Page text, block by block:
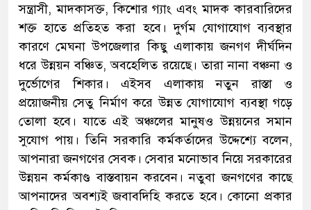
সন্ত্রাসী, মাদকাসক্ত, কিশোর গ্যাং এবং মাদক কারবারিদের
শক্ত হাতে প্রতিহত করা হবে। দুর্গম যোগাযোগ ব্যবস্থার
কারণে মেঘনা উপজেলার কিছু এলাকায় জনগণ দীর্ঘদিন
ধরে উন্নয়ন বঞ্চিত, অবহেলিত রয়েছে। তারা নানা বঞ্চনা ও
দুর্ভোগের শিকার। এইসব এলাকায় নতুন রাস্তা ও
প্রয়োজনীয় সেতু নির্মাণ করে উন্নত যোগাযোগ ব্যবস্থা গড়ে
তোলা হবে। যাতে এই অঞ্চলের মানুষও উন্নয়নের সমান
সুযোগ পায়। তিনি সরকারি কর্মকর্তাদের উদ্দেশ্যে বলেন,
আপনারা জনগণের সেবক। সেবার মনোভাব নিয়ে সরকারের
উন্নয়ন কর্মকাণ্ড বাস্তবায়ন করবেন। নতুবা জনগণের কাছে
আপনাদের অবশ্যই জবাবদিহি করতে হবে। কোনো প্রকার